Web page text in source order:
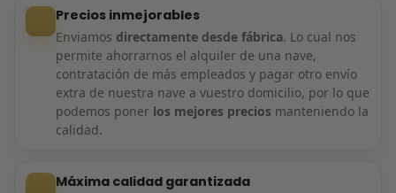
Precios inmejorables
Enviamos directamente desde fábrica. Lo cual nos
permite ahorrarnos el alquiler de una nave,
contratación de más empleados y pagar otro envío
extra de nuestra nave a vuestro domicilio, por lo que
podemos poner los mejores precios manteniendo la
calidad.
Máxima calidad garantizada